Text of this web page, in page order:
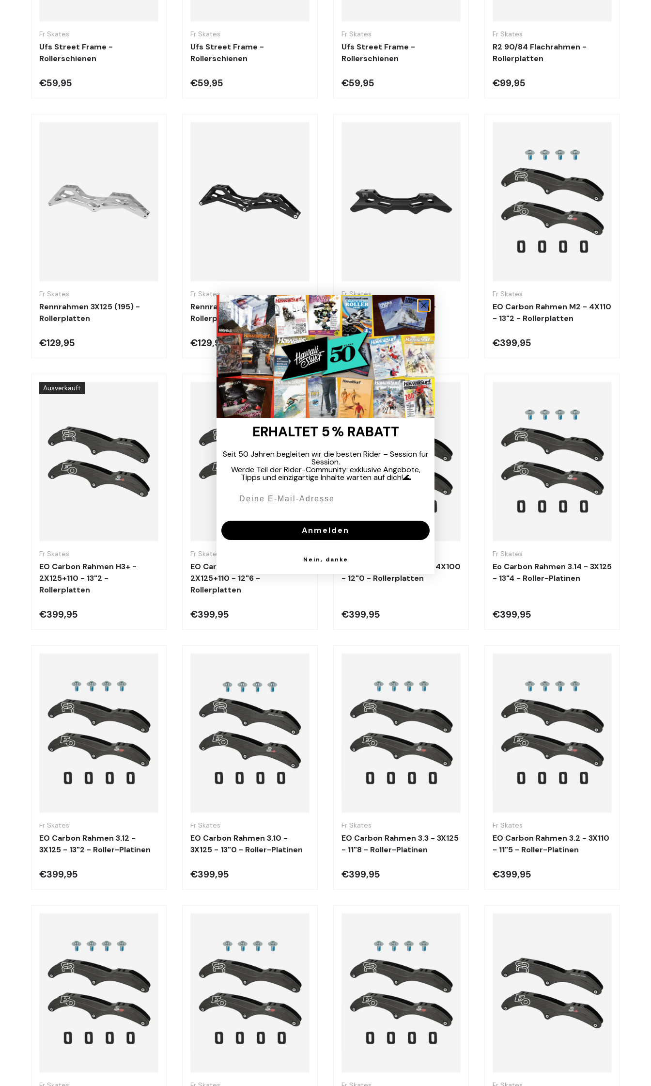
Fr Skates
Ufs Street Frame -
Rollerschienen
€59,95
Fr Skates
Ufs Street Frame -
Rollerschienen
€59,95
Fr Skates
Ufs Street Frame -
Rollerschienen
€59,95
Fr Skates
R2 90/84 Flachrahmen -
Rollerplatten
€99,95
Fr Skates
Rennrahmen 3X125 (195) -
Rollerplatten
€129,95
Fr Skates
Rennrahmen 3X125 (195) -
Rollerplatten
€129,95
Fr Skates
R2 90/80 Flachrahmen -
Rollerplatinen
€99,95
Fr Skates
EO Carbon Rahmen M2 - 4X110
- 13"2 - Rollerplatten
€399,95
Ausverkauft
Fr Skates
EO Carbon Rahmen H3+ -
2X125+110 - 13"2 -
Rollerplatten
€399,95
Fr Skates
EO Carbon Rahmen H3 -
2X125+110 - 12"6 -
Rollerplatten
€399,95
Optionen auswählen
Ausverkauft
EO Carbon Rahmen E2 - 4X100
- 12"0 - Rollerplatten
€399,95
Fr Skates
Eo Carbon Rahmen 3.14 - 3X125
- 13"4 - Roller-Platinen
€399,95
Fr Skates
EO Carbon Rahmen 3.12 -
3X125 - 13"2 - Roller-Platinen
€399,95
Fr Skates
EO Carbon Rahmen 3.10 -
3X125 - 13"0 - Roller-Platinen
€399,95
Fr Skates
EO Carbon Rahmen 3.3 - 3X125
- 11"8 - Roller-Platinen
€399,95
Fr Skates
EO Carbon Rahmen 3.2 - 3X110
- 11"5 - Roller-Platinen
€399,95
ERHALTET 5 % RABATT
Seit 50 Jahren begleiten wir die besten Rider – Session für
Session.
Werde Teil der Rider-Community: exklusive Angebote,
Tipps und einzigartige Inhalte warten auf dich!🌊
Anmelden
Nein, danke